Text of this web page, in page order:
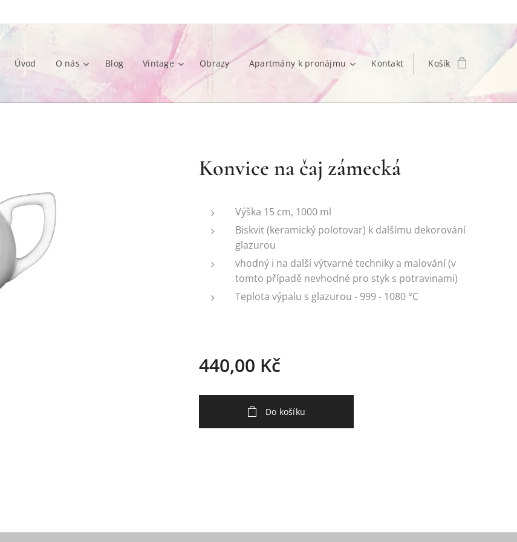
Úvod O nás Blog Vintage Obrazy Apartmány k pronájmu Kontakt Košík
Konvice na čaj zámecká
Výška 15 cm, 1000 ml
Biskvit (keramický polotovar) k dalšímu dekorování
glazurou
vhodný i na další výtvarné techniky a malování (v
tomto případě nevhodné pro styk s potravinami)
Teplota výpalu s glazurou - 999 - 1080 °C
440,00 Kč
Do košíku